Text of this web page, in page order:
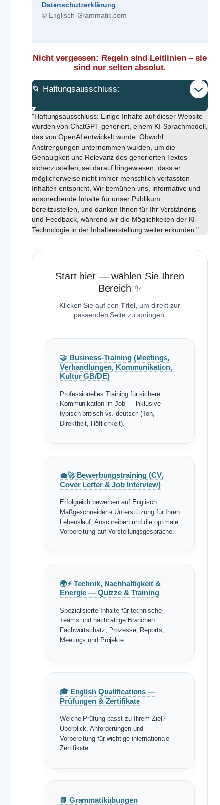
Datenschutzerklärung
© Englisch-Grammatik.com
Nicht vergessen: Regeln sind Leitlinien – sie
sind nur selten absolut.
🌀 Haftungsausschluss:
"Haftungsausschluss: Einige Inhalte auf dieser Website
wurden von ChatGPT generiert, einem KI-Sprachmodell,
das von OpenAI entwickelt wurde. Obwohl
Anstrengungen unternommen wurden, um die
Genauigkeit und Relevanz des generierten Textes
sicherzustellen, sei darauf hingewiesen, dass er
möglicherweise nicht immer menschlich verfassten
Inhalten entspricht. Wir bemühen uns, informative und
ansprechende Inhalte für unser Publikum
bereitzustellen, und danken Ihnen für Ihr Verständnis
und Feedback, während wir die Möglichkeiten der KI-
Technologie in der Inhalteerstellung weiter erkunden."
Start hier — wählen Sie Ihren
Bereich ✨
Klicken Sie auf den Titel , um direkt zur
passenden Seite zu springen.
🤝 Business-Training (Meetings,
Verhandlungen, Kommunikation,
Kultur GB/DE)
Professionelles Training für sichere
Kommunikation im Job — inklusive
typisch britisch vs. deutsch (Ton,
Direktheit, Höflichkeit).
💼🚀 Bewerbungstraining (CV,
Cover Letter & Job Interview)
Erfolgreich bewerben auf Englisch:
Maßgeschneiderte Unterstützung für Ihren
Lebenslauf, Anschreiben und die optimale
Vorbereitung auf Vorstellungsgespräche.
🌍⚡ Technik, Nachhaltigkeit &
Energie — Quizze & Training
Spezialisierte Inhalte für technische
Teams und nachhaltige Branchen:
Fachwortschatz, Prozesse, Reports,
Meetings und Projekte.
🎓 English Qualifications —
Prüfungen & Zertifikate
Welche Prüfung passt zu Ihrem Ziel?
Überblick, Anforderungen und
Vorbereitung für wichtige internationale
Zertifikate.
📘 Grammatikübungen